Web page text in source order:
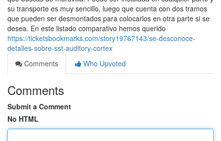
su transporte es muy sencillo, luego que cuenta con dos tramos
que pueden ser desmontados para colocarlos en otra parte si se
desea. En este listado comparativo hemos querido
https://ticketsbookmarks.com/story19767143/se-desconoce-
detalles-sobre-sst-auditory-cortex
Comments
Who Upvoted
Comments
Submit a Comment
No HTML